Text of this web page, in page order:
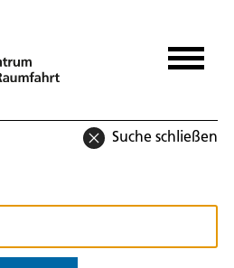
Suche schließen